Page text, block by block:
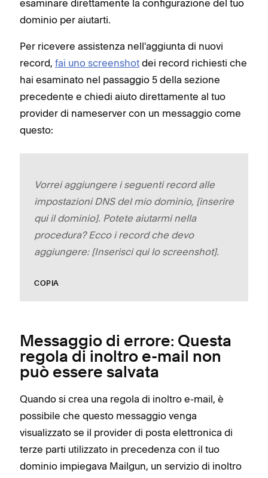
esaminare direttamente la configurazione del tuo
dominio per aiutarti.
Per ricevere assistenza nell'aggiunta di nuovi
record, fai uno screenshot dei record richiesti che
hai esaminato nel passaggio 5 della sezione
precedente e chiedi aiuto direttamente al tuo
provider di nameserver con un messaggio come
questo:
Vorrei aggiungere i seguenti record alle
impostazioni DNS del mio dominio, [inserire
qui il dominio]. Potete aiutarmi nella
procedura? Ecco i record che devo
aggiungere: [Inserisci qui lo screenshot].
COPIA
Messaggio di errore: Questa
regola di inoltro e-mail non
può essere salvata
Quando si crea una regola di inoltro e-mail, è
possibile che questo messaggio venga
visualizzato se il provider di posta elettronica di
terze parti utilizzato in precedenza con il tuo
dominio impiegava Mailgun, un servizio di inoltro